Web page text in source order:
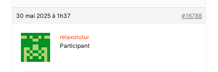
30 mai 2025 à 1h37 #16788
relaxotutur
Participant